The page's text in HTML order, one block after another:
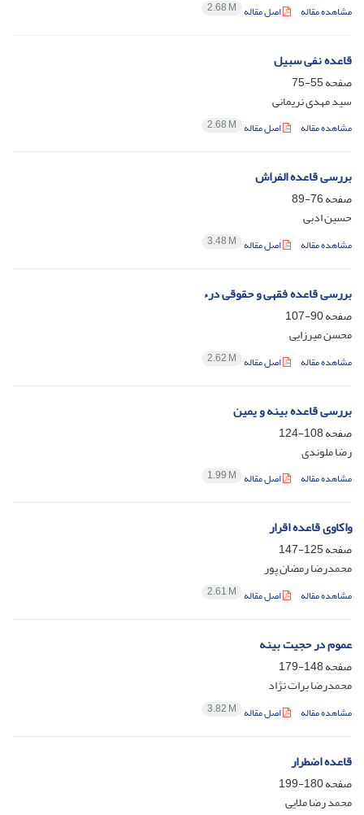
مشاهده مقاله اصل مقاله 2.68 M
قاعده نفی سبیل
صفحه55-75
سید مهدی نریمانی
مشاهده مقاله اصل مقاله 2.68 M
بررسی قاعده الفراش
صفحه76-89
حسین ادبی
مشاهده مقاله اصل مقاله 3.48 M
بررسی قاعده فقهی و حقوقی درء
صفحه90-107
محسن میرزایی
مشاهده مقاله اصل مقاله 2.62 M
بررسی قاعده بینه و یمین
صفحه108-124
رضا ملوندی
مشاهده مقاله اصل مقاله 1.99 M
واکاوی قاعده اقرار
صفحه125-147
محمدرضا رمضان پور
مشاهده مقاله اصل مقاله 2.61 M
عموم در حجیت بینه
صفحه148-179
محمدرضا برات نژاد
مشاهده مقاله اصل مقاله 3.82 M
قاعده اضطرار
صفحه180-199
محمد رضا ملایی